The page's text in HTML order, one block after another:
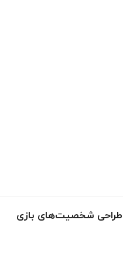
طراحی شخصیت‌های بازی